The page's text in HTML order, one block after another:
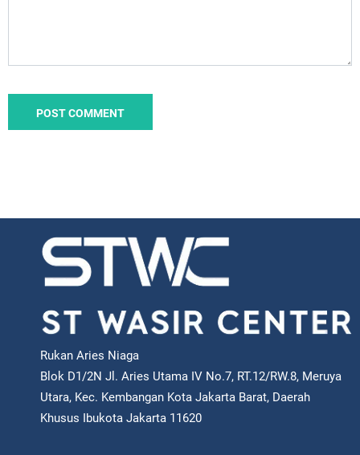
Rukan Aries Niaga
Blok D1/2N Jl. Aries Utama IV No.7, RT.12/RW.8, Meruya
Utara, Kec. Kembangan Kota Jakarta Barat, Daerah
Khusus Ibukota Jakarta 11620